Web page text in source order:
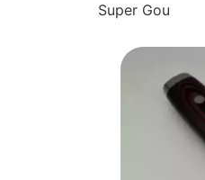
Super Gou